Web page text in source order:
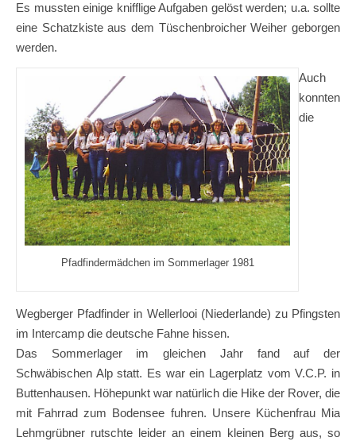
Es mussten einige knifflige Aufgaben gelöst werden; u.a. sollte
eine Schatzkiste aus dem Tüschenbroicher Weiher geborgen
werden.
Pfadfindermädchen im Sommerlager 1981
Auch
konnten
die
Wegberger Pfadfinder in Wellerlooi (Niederlande) zu Pfingsten
im Intercamp die deutsche Fahne hissen.
Das Sommerlager im gleichen Jahr fand auf der
Schwäbischen Alp statt. Es war ein Lagerplatz vom V.C.P. in
Buttenhausen. Höhepunkt war natürlich die Hike der Rover, die
mit Fahrrad zum Bodensee fuhren. Unsere Küchenfrau Mia
Lehmgrübner rutschte leider an einem kleinen Berg aus, so